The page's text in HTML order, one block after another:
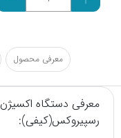
معرفی محصول
رسپیروکس(کیفی):